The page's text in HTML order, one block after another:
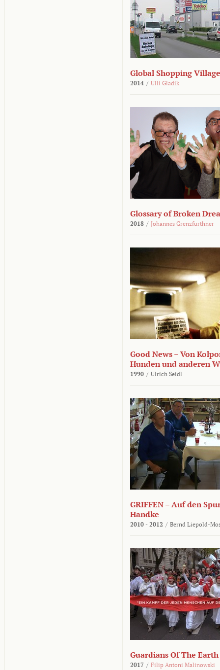
Global Shopping Village
2014 / Ulli Gladik
Glossary of Broken
2018 / Johannes Grenzfurthner
Good News – Von
Hunden und anderen
1990 / Ulrich Seidl
GRIFFEN – Auf den
Handke
2010 - 2012 / Bernd Liepold-
Guardians Of The Earth
2017 / Filip Antoni Malinowski